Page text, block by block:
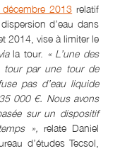
décembre 2013 relatif
d’eau dans
2014, vise à limiter le
viala tour. « L’une des
tour par une tour de
pas d’eau liquide
000 €. Nous avons
sur un dispositif
», relate Daniel
d’études Tecsol,